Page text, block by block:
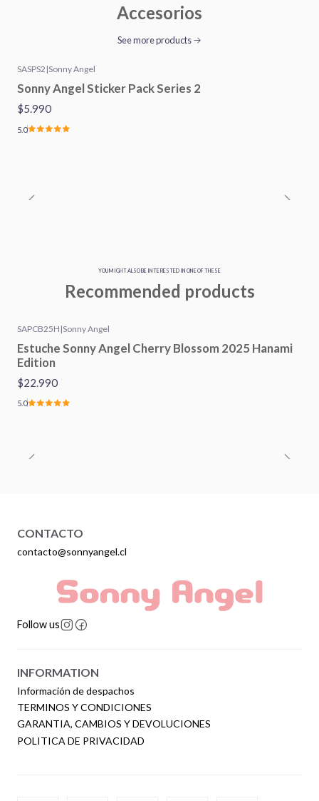
Accesorios
See more products
SASPS2 |Sonny Angel
Sonny Angel Sticker Pack Series 2
$5.990
5.0
YOU MIGHT ALSO BE INTERESTED IN ONE OF THESE
Recommended products
SAPCB25H |Sonny Angel
Estuche Sonny Angel Cherry Blossom 2025 Hanami
Edition
$22.990
5.0
CONTACTO
contacto@sonnyangel.cl
Follow us
INFORMATION
Información de despachos
TERMINOS Y CONDICIONES
GARANTIA, CAMBIOS Y DEVOLUCIONES
POLITICA DE PRIVACIDAD